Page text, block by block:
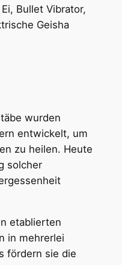
Bullet Vibrator,
Geisha
wurden
entwickelt, um
zu heilen. Heute
solcher
etablierten
in mehrerlei
fördern sie die